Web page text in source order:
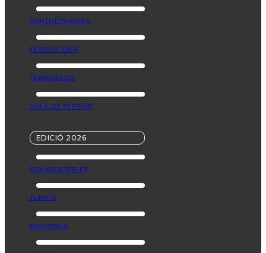
CURTMETRATGES
TERROR JOVE
TERRORKIDS
AULA DE TERROR
EDICIÓ 2026
CONVOCATÒRIES
JURATS
INDÚSTRIA